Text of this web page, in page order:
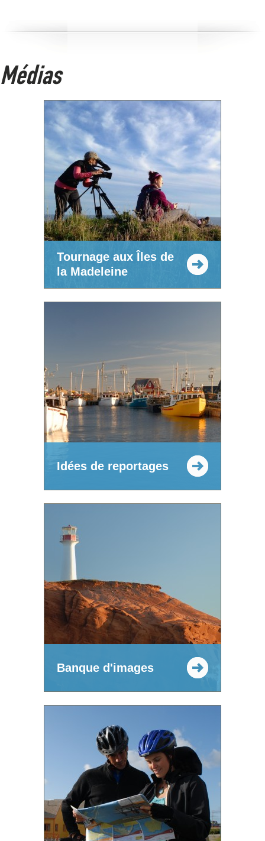
Médias
Tournage aux Îles de
la Madeleine
Idées de reportages
Banque d'images